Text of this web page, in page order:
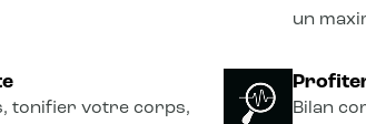
un
tonifier votre corps,
Bilan